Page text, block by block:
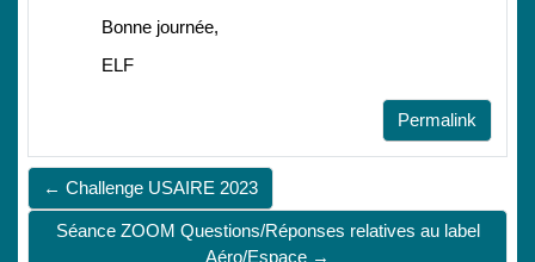
Bonne journée,
ELF
Permalink
← Challenge USAIRE 2023
Séance ZOOM Questions/Réponses relatives au label
Aéro/Espace →